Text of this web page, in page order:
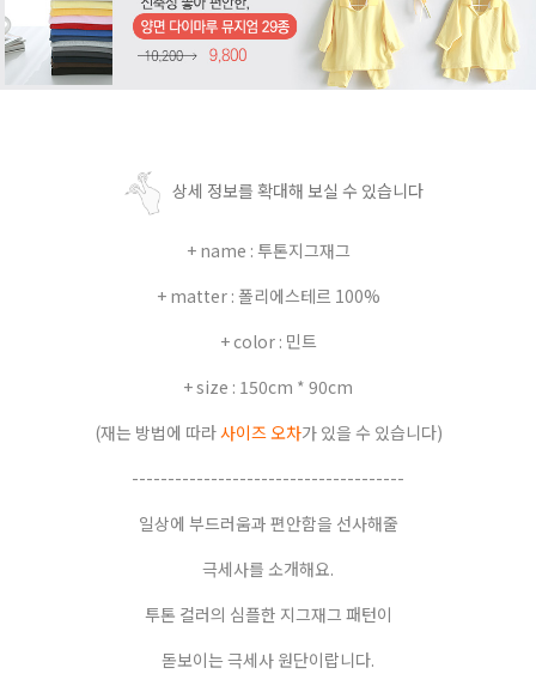
상세 정보를 확대해 보실 수 있습니다
+ name : 투톤지그재그
+ matter : 폴리에스테르 100%
+ color : 민트
+ size : 150cm * 90cm
(재는 방법에 따라사이즈 오차가 있을 수 있습니다)
--------------------------------------
일상에 부드러움과 편안함을 선사해줄
극세사를 소개해요.
투톤 컬러의 심플한 지그재그 패턴이
돋보이는 극세사 원단이랍니다.